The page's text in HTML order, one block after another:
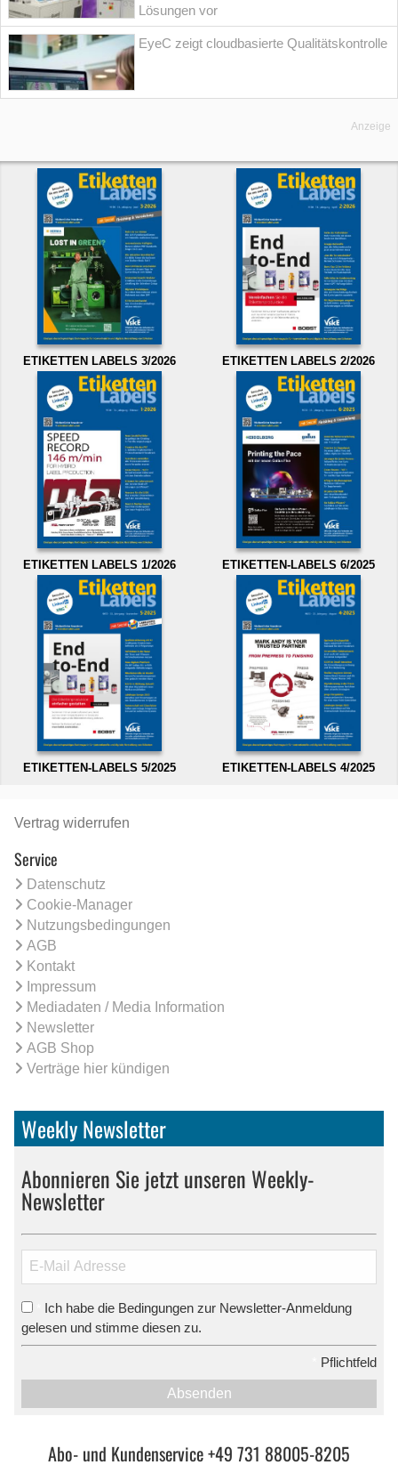
Lösungen vor
EyeC zeigt cloudbasierte Qualitätskontrolle
Anzeige
ETIKETTEN LABELS 3/2026 ETIKETTEN LABELS 2/2026
ETIKETTEN LABELS 1/2026 ETIKETTEN-LABELS 6/2025
ETIKETTEN-LABELS 5/2025 ETIKETTEN-LABELS 4/2025
Vertrag widerrufen
Service
Datenschutz
Cookie-Manager
Nutzungsbedingungen
AGB
Kontakt
Impressum
Mediadaten / Media Information
Newsletter
AGB Shop
Verträge hier kündigen
Weekly Newsletter
Abonnieren Sie jetzt unseren Weekly-
Newsletter
Ich habe die Bedingungen zur Newsletter-Anmeldung
gelesen und stimme diesen zu.
Pflichtfeld
Absenden
Abo- und Kundenservice +49 731 88005-8205